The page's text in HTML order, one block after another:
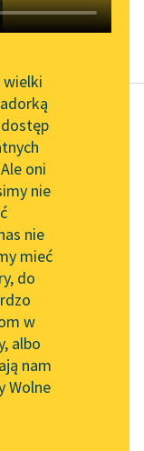
utworu
Lektur
dla piszących i
Wolnych Lektur
wielki
oni
nie
nie
mieć
do
w
albo
nam
Wolne
Ildefons
na bal
palcach swoją
i klaskały...